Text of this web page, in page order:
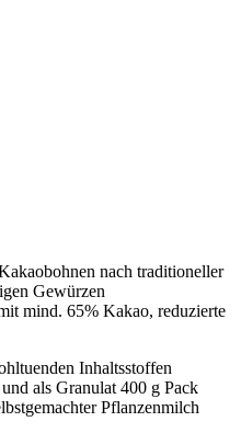
nach traditioneller
Gewürzen
mind. 65% Kakao, reduzierte
Inhaltsstoffen
als Granulat 400 g Pack
Pflanzenmilch